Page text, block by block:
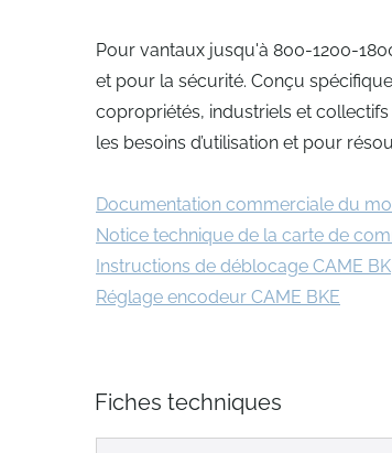
Pour vantaux jusqu'à 800-1200-
et pour la sécurité. Conçu
copropriétés, industriels et
les besoins d’utilisation et pour
Documentation commerciale du
Notice technique de la carte de
Instructions de déblocage CAME BK
Réglage encodeur CAME BKE
Fiches techniques